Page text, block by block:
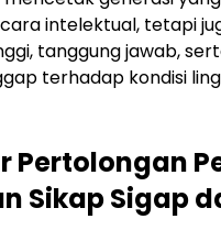
intelektual, tetapi
tanggung jawab,
terhadap kondisi
Pertolongan
Sikap Sigap